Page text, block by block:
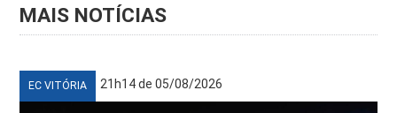
MAIS NOTÍCIAS
EC VITÓRIA 21h14 de 05/08/2026